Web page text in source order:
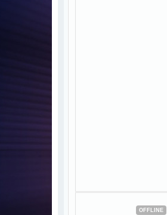
OFFLINE